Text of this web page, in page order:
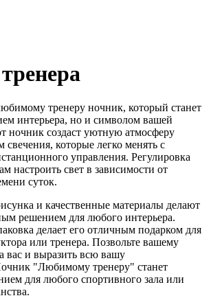
тренеру ночник, который станет
интерьера, но и символом вашей
ночник создаст уютную атмосферу
свечения, которые легко менять с
управления. Регулировка
настроить свет в зависимости от
суток.
и качественные материалы делают
решением для любого интерьера.
делает его отличным подарком для
или тренера. Позвольте вашему
вас и выразить всю вашу
"Любимому тренеру" станет
для любого спортивного зала или